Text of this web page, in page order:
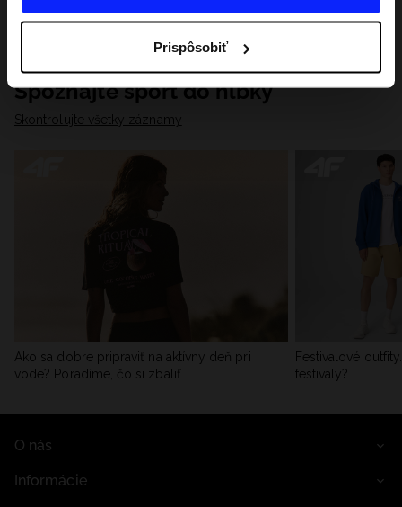
dôsledku vášho používania ich služieb. S vaším
našim partnerom, aby sme zacielili a zlepšili spôsob
zobrazovania online reklamy, vykonali analytický
prieskum, upravili obsah a zlepšili riešenia ponúkané
našimi partnermi (napr. sociálne siete). Podrobné
údajov a v časti „Podrobnosti“.
Prispôsobiť
Spoznajte šport do hĺbky
Skontrolujte všetky záznamy
Ako sa dobre pripraviť na aktívny deň pri
vode? Poradíme, čo si zbaliť
Festivalové
festivaly?
O nás
Informácie